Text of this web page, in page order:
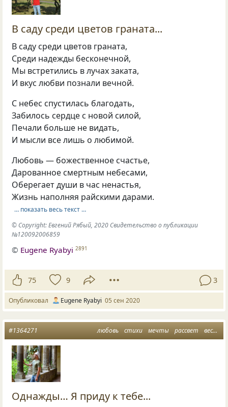
В саду среди цветов граната...
В саду среди цветов граната,
Среди надежды бесконечной,
Мы встретились в лучах заката,
И вкус любви познали вечной.
С небес спустилась благодать,
Забилось сердце с новой силой,
Печали больше не видать,
И мысли все лишь о любимой.
Любовь — божественное счастье,
Дарованное смертным небесами,
Оберегает души в час ненастья,
Жизнь наполняя райскими дарами.
… показать весь текст …
© Copyright: Евгений Рябый, 2020 Свидетельство о публикации
№120092006859
© Eugene Ryabyi 2891
75 9 3
Опубликовал Eugene Ryabyi 05 сен 2020
любовь стихи мечты рассвет весна
#1364271
Однажды… Я приду к тебе...